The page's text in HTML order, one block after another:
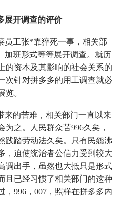
展开调查的评价
员工张*霏猝死一事，相关部
加班形式等等展开调查。就历
的资本及其影响的社会关系的
次针对拼多多的用工调查就必
览。
来的苦难，相关部门一直以来
为之。人民群众苦996久矣，
践踏劳动法久矣。只有民怨沸
，迫使统治者公信力受到较大
调出手，虽然也大抵只是形式
且已经习惯了相关部门的这种
，996，007，照样在拼多多内